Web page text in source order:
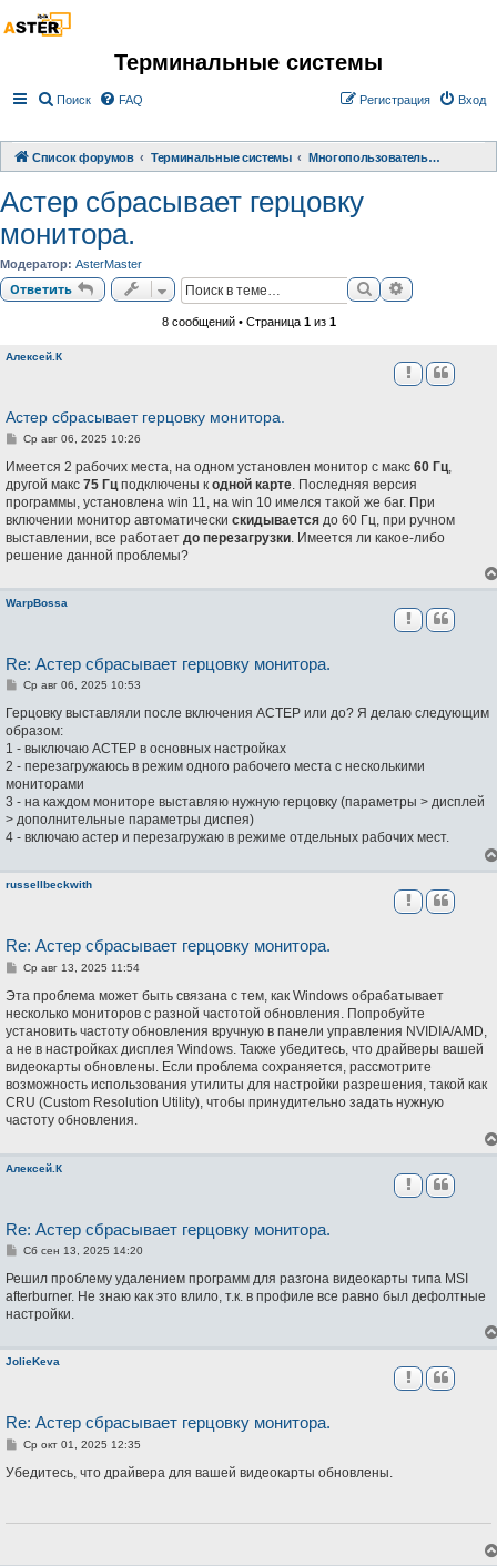
Терминальные системы
Поиск FAQ Вход
Регистрация
Список форумов Терминальные системы Многопользовательское расширение АСТЕР
Астер сбрасывает герцовку
монитора.
Модератор: AsterMaster
Ответить Поиск
8 сообщений • Страница 1из 1
Алексей.К
Астер сбрасывает герцовку монитора.
С
о
щ
е
н
е
Ср авг 06, 2025 10:26
Имеется 2 рабочих места, на одном установлен монитор с макс 60 Гц
другой макс 75 Гц подключены к одной карте . Последняя версия
программы, установлена win 11, на win 10 имелся такой же баг. При
включении монитор автоматически скидывается до 60 Гц, при ручном
выставлении, все работает до перезагрузки . Имеется ли какое-либо
решение данной проблемы?
WarpBossa
Re: Астер сбрасывает герцовку монитора.
С
о
б
щ
е
н
е
Ср авг 06, 2025 10:53
Герцовку выставляли после включения АСТЕР или до? Я делаю следующим
образом:
1 - выключаю АСТЕР в основных настройках
2 - перезагружаюсь в режим одного рабочего места с несколькими
мониторами
3 - на каждом мониторе выставляю нужную герцовку (параметры > дисплей
> дополнительные параметры диспея)
4 - включаю астер и перезагружаю в режиме отдельных рабочих мест.
russellbeckwith
Re: Астер сбрасывает герцовку монитора.
С
о
щ
е
н
е
Ср авг 13, 2025 11:54
Эта проблема может быть связана с тем, как Windows обрабатывает
несколько мониторов с разной частотой обновления. Попробуйте
установить частоту обновления вручную в панели управления NVIDIA/AMD,
а не в настройках дисплея Windows. Также убедитесь, что драйверы вашей
видеокарты обновлены. Если проблема сохраняется, рассмотрите
возможность использования утилиты для настройки разрешения, такой как
CRU (Custom Resolution Utility), чтобы принудительно задать нужную
частоту обновления.
Алексей.К
Re: Астер сбрасывает герцовку монитора.
С
о
б
щ
е
е
Сб сен 13, 2025 14:20
Решил проблему удалением программ для разгона видеокарты типа MSI
afterburner. Не знаю как это влило, т.к. в профиле все равно был дефолтные
настройки.
JolieKeva
Re: Астер сбрасывает герцовку монитора.
С
о
н
Ср окт 01, 2025 12:35
Убедитесь, что драйвера для вашей видеокарты обновлены.